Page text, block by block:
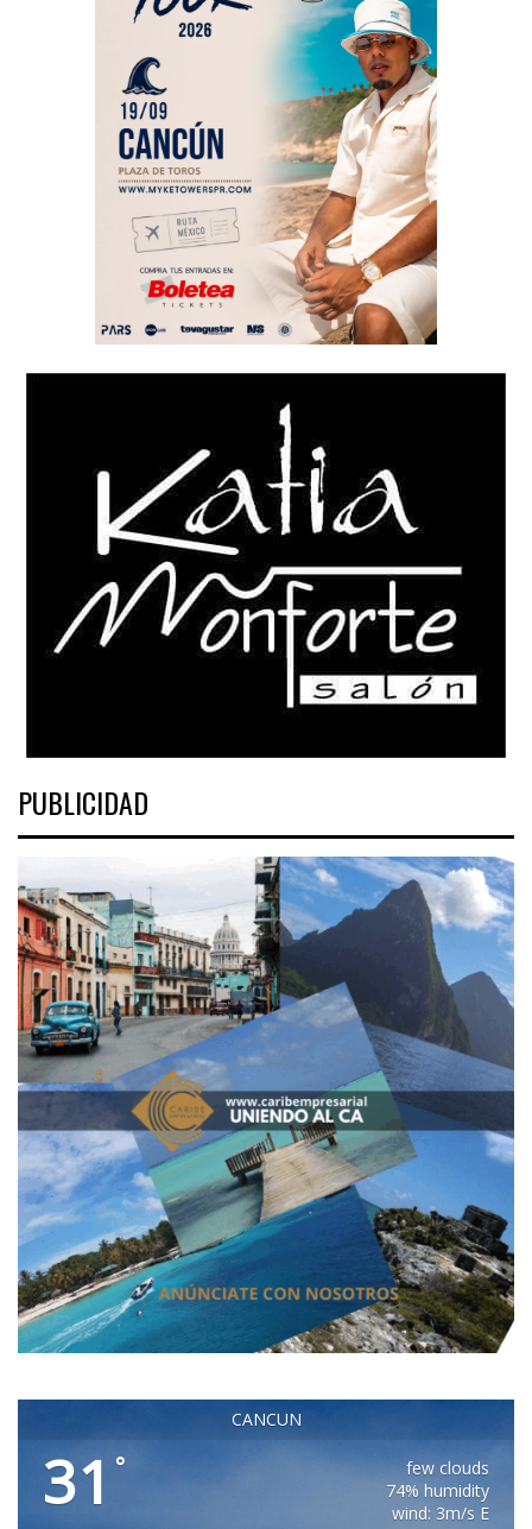
PUBLICIDAD
CANCUN
31 °
few clouds
74% humidity
wind: 3m/s E